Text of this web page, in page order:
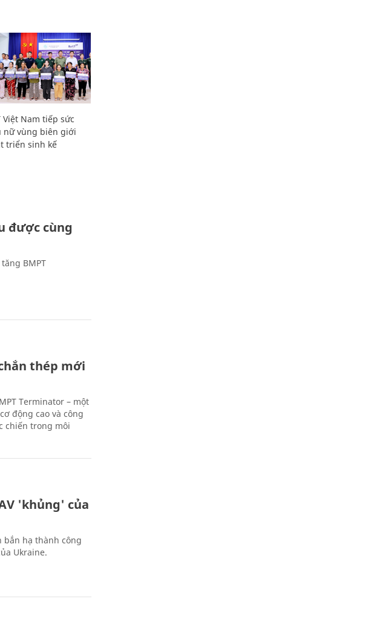
Việt Nam tiếp sức
nữ vùng biên giới
triển sinh kế
được cùng
BMPT
thép mới
Terminator – một
động cao và công
chiến trong môi
'khủng' của
hạ thành công
Ukraine.